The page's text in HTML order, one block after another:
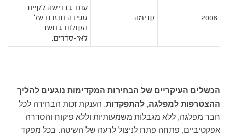
2008 קדימה
עתר בדרישה לקיים
ספירה חוזרת של
הקולות בחשד
לאי-סדרים.
הכשלים העיקריים של הבחירות המקדימות נוגעים להליך
ההצטרפות למפלגה, להתפקדות. הענקת זכות הבחירה לכל
חבר מפלגה, ללא מגבלות משמעותיות וללא פיקוח והסדרה
אפקטיביים, פתחה פתח לניצול לרעה של השיטה. בכל מפקד